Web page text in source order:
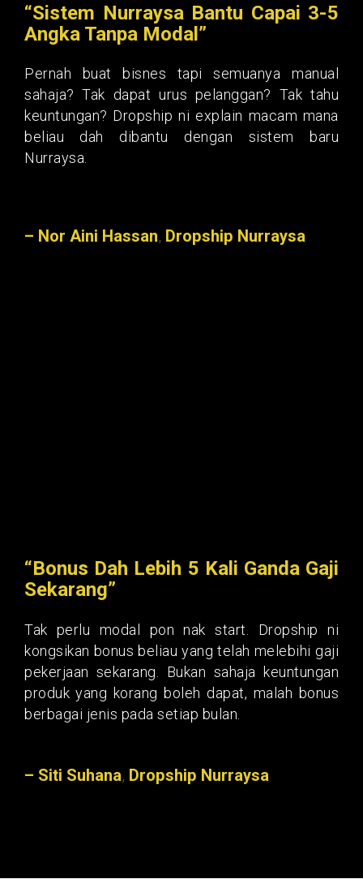
“Sistem Nurraysa Bantu Capai 3-5
Angka Tanpa Modal”
Pernah buat bisnes tapi semuanya manual
sahaja? Tak dapat urus pelanggan? Tak tahu
keuntungan? Dropship ni explain macam mana
beliau dah dibantu dengan sistem baru
Nurraysa.
– Nor Aini Hassan, Dropship Nurraysa
“Bonus Dah Lebih 5 Kali Ganda Gaji
Sekarang”
Tak perlu modal pon nak start. Dropship ni
kongsikan bonus beliau yang telah melebihi gaji
pekerjaan sekarang. Bukan sahaja keuntungan
produk yang korang boleh dapat, malah bonus
berbagai jenis pada setiap bulan.
– Siti Suhana, Dropship Nurraysa